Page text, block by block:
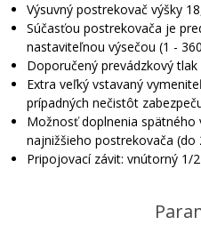
Výsuvný postrekovač výšky
Súčasťou postrekovača je
nastaviteľnou výsečou (1 -
Doporučený prevádzkový tlak
Extra veľký vstavaný
prípadných nečistôt
Možnosť doplnenia
najnižšieho postrekovača (do
Pripojovací závit: vnútorný 1/